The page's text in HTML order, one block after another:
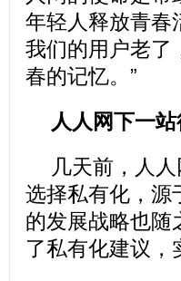
年轻人释放青春
我们的用户老了
春的记忆。”
人人网下一
几天前，人
选择私有化，源
的发展战略也随
了私有化建议，